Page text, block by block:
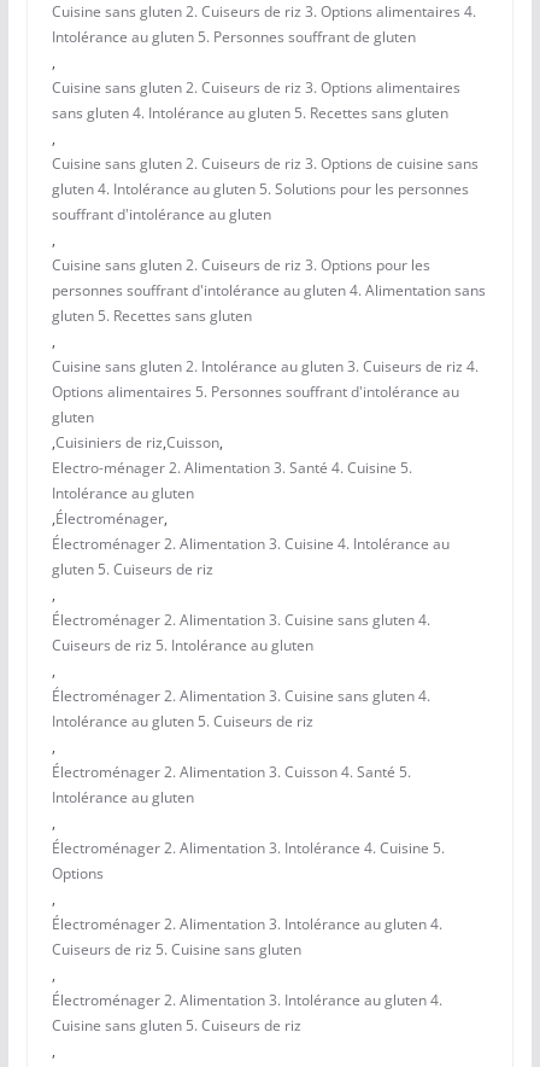
Cuisine sans gluten 2. Cuiseurs de riz 3. Options alimentaires 4.
Intolérance au gluten 5. Personnes souffrant de gluten
,
Cuisine sans gluten 2. Cuiseurs de riz 3. Options alimentaires
sans gluten 4. Intolérance au gluten 5. Recettes sans gluten
,
Cuisine sans gluten 2. Cuiseurs de riz 3. Options de cuisine sans
gluten 4. Intolérance au gluten 5. Solutions pour les personnes
souffrant d'intolérance au gluten
,
Cuisine sans gluten 2. Cuiseurs de riz 3. Options pour les
personnes souffrant d'intolérance au gluten 4. Alimentation sans
gluten 5. Recettes sans gluten
,
Cuisine sans gluten 2. Intolérance au gluten 3. Cuiseurs de riz 4.
Options alimentaires 5. Personnes souffrant d'intolérance au
gluten
,Cuisiniers de riz,Cuisson,
Electro-ménager 2. Alimentation 3. Santé 4. Cuisine 5.
Intolérance au gluten
,Électroménager,
Électroménager 2. Alimentation 3. Cuisine 4. Intolérance au
gluten 5. Cuiseurs de riz
,
Électroménager 2. Alimentation 3. Cuisine sans gluten 4.
Cuiseurs de riz 5. Intolérance au gluten
,
Électroménager 2. Alimentation 3. Cuisine sans gluten 4.
Intolérance au gluten 5. Cuiseurs de riz
,
Électroménager 2. Alimentation 3. Cuisson 4. Santé 5.
Intolérance au gluten
,
Électroménager 2. Alimentation 3. Intolérance 4. Cuisine 5.
Options
,
Électroménager 2. Alimentation 3. Intolérance au gluten 4.
Cuiseurs de riz 5. Cuisine sans gluten
,
Électroménager 2. Alimentation 3. Intolérance au gluten 4.
Cuisine sans gluten 5. Cuiseurs de riz
,